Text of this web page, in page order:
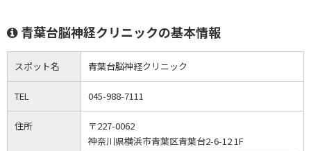
青葉台脳神経クリニックの基本情報
スポット名 青葉台脳神経クリニック
TEL 045-988-7111
住所
〒227-0062
神奈川県横浜市青葉区青葉台2-6-12 1F